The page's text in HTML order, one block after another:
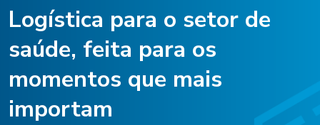
Logística para o setor de
saúde, feita para os
momentos que mais
importam